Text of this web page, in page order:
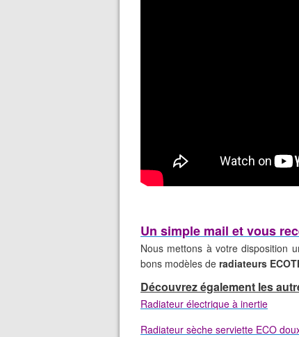
Un simple mail et vous
Nous mettons à votre disposition
bons modèles de radiateurs
Découvrez également les
Radiateur électrique à inertie
Radiateur sèche serviette ECO